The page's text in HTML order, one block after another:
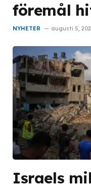
föremål
NYHETER augusti 5,
Israels